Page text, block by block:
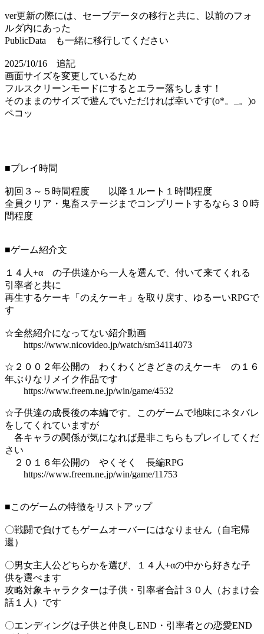
ver更新の際には、セーブデータの移行と共に、以前のフォ
ルダ内にあった
PublicData も一緒に移行してください
2025/10/16 追記
画面サイズを変更しているため
フルスクリーンモードにするとエラー落ちします！
そのままのサイズで遊んでいただければ幸いです(o*。_。)o
ペコッ
■プレイ時間
初回３～５時間程度 以降１ルート１時間程度
全員クリア・鬼畜ステージまでコンプリートするなら３０時
間程度
■ゲーム紹介文
１４人+α の子供達から一人を選んで、付いて来てくれる
引率者と共に
再生するケーキ「のえケーキ」を取り戻す、ゆるーいRPGで
す
☆全然紹介になってない紹介動画
https://www.nicovideo.jp/watch/sm34114073
☆２００２年公開の わくわくどきどきのえケーキ の１６
年ぶりなリメイク作品です
https://www.freem.ne.jp/win/game/4532
☆子供達の成長後の本編です。このゲームで地味にネタバレ
をしてくれていますが
各キャラの関係が気になれば是非こちらもプレイしてくだ
さい
２０１６年公開の やくそく 長編RPG
https://www.freem.ne.jp/win/game/11753
■このゲームの特徴をリストアップ
〇戦闘で負けてもゲームオーバーにはなりません（自宅帰
還）
〇男女主人公どちらかを選び、１４人+αの中から好きな子
供を選べます
攻略対象キャラクターは子供・引率者合計３０人（おまけ会
話１人）です
〇エンディングは子供と仲良しEND・引率者との恋愛END